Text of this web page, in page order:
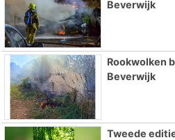
Beverwijk
Rookwolken
Beverwijk
Tweede